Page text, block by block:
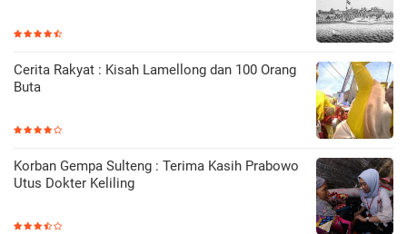
Cerita Rakyat : Kisah Lamellong dan 100 Orang
Buta
Korban Gempa Sulteng : Terima Kasih Prabowo
Utus Dokter Keliling